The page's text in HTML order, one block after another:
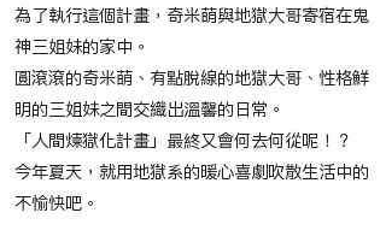
為了執行這個計畫，奇米萌與地獄大哥寄宿在鬼
神三姐妹的家中。
圓滾滾的奇米萌、有點脫線的地獄大哥、性格鮮
明的三姐妹之間交織出溫馨的日常。
「人間煉獄化計畫」最終又會何去何從呢！？
今年夏天，就用地獄系的暖心喜劇吹散生活中的
不愉快吧。